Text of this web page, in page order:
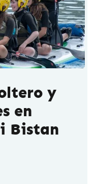
y
en
Bistan